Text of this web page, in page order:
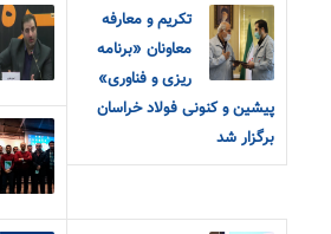
تکریم و معارفه
معاونان «برنامه
ریزی و فناوری»
پیشین و کنونی فولاد خراسان
برگزار شد